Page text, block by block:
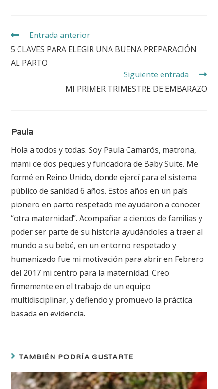
Entrada anterior
5 CLAVES PARA ELEGIR UNA BUENA PREPARACIÓN
AL PARTO
Siguiente entrada
MI PRIMER TRIMESTRE DE EMBARAZO
Paula
Hola a todos y todas. Soy Paula Camarós, matrona,
mami de dos peques y fundadora de Baby Suite. Me
formé en Reino Unido, donde ejercí para el sistema
público de sanidad 6 años. Estos años en un país
pionero en parto respetado me ayudaron a conocer
“otra maternidad”. Acompañar a cientos de familias y
poder ser parte de su historia ayudándoles a traer al
mundo a su bebé, en un entorno respetado y
humanizado fue mi motivación para abrir en Febrero
del 2017 mi centro para la maternidad. Creo
firmemente en el trabajo de un equipo
multidisciplinar, y defiendo y promuevo la práctica
basada en evidencia.
TAMBIÉN PODRÍA GUSTARTE